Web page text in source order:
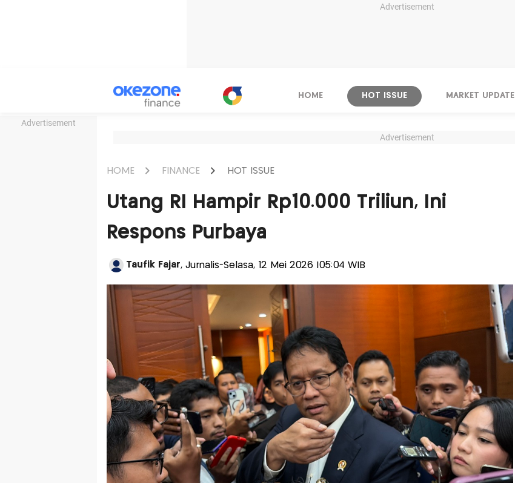
Advertisement
Advertisement
HOME HOT ISSUE MARKET UPDATE
Advertisement
HOME FINANCE HOT ISSUE
Utang RI Hampir Rp10.000 Triliun, Ini
Respons Purbaya
Taufik Fajar, Jurnalis-Selasa, 12 Mei 2026 |05:04 WIB